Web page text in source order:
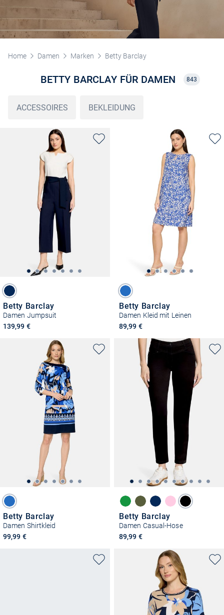
Home Damen Marken Betty Barclay
BETTY BARCLAY FÜR DAMEN 843
ACCESSOIRES BEKLEIDUNG
Betty Barclay
Damen Jumpsuit
139,99 €
Betty Barclay
Damen Kleid mit Leinen
89,99 €
Betty Barclay
Damen Shirtkleid
99,99 €
Betty Barclay
Damen Casual-Hose
89,99 €